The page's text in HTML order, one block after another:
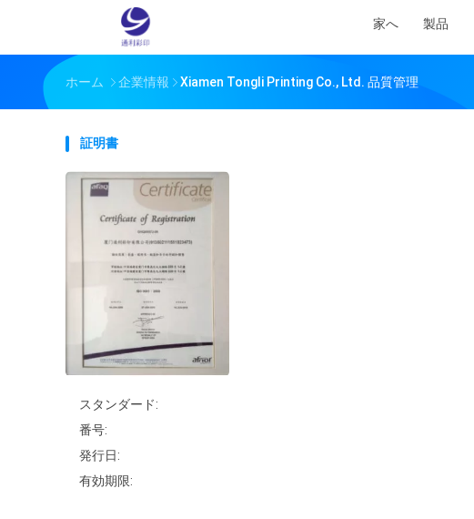
家へ 製品
ホーム 企業情報 Xiamen Tongli Printing Co., Ltd. 品質管理
証明書
スタンダード:
番号:
発行日:
有効期限: